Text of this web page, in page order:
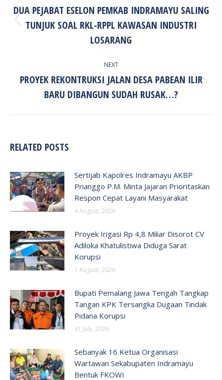
Previous
post:
DUA PEJABAT ESELON PEMKAB INDRAMAYU SALING
TUNJUK SOAL RKL-RPPL KAWASAN INDUSTRI
LOSARANG
NEXT
Next
post:
PROYEK REKONTRUKSI JALAN DESA PABEAN ILIR
BARU DIBANGUN SUDAH RUSAK…?
RELATED POSTS
Sertijab Kapolres Indramayu AKBP
Prianggo P.M. Minta Jajaran Prioritaskan
Respon Cepat Layani Masyarakat
4 August, 2026
Proyek Irigasi Rp 4,8 Miliar Disorot CV
Adiloka Khatulistiwa Diduga Sarat
Korupsi
1 August, 2026
Bupati Pemalang Jawa Tengah Tangkap
Tangan KPK Tersangka Dugaan Tindak
Pidana Korupsi
31 July, 2026
Sebanyak 16 Ketua Organisasi
Wartawan Sekabupaten Indramayu
Bentuk FKOWI